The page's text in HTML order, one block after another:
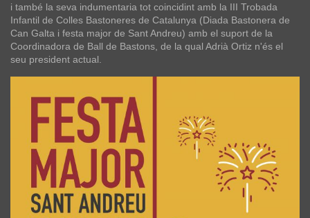
i també la seva indumentaria tot coincidint amb la III Trobada
Infantil de Colles Bastoneres de Catalunya (Diada Bastonera de
Can Galta i festa major de Sant Andreu) amb el suport de la
Coordinadora de Ball de Bastons, de la qual Adrià Ortiz n'és el
seu president actual.